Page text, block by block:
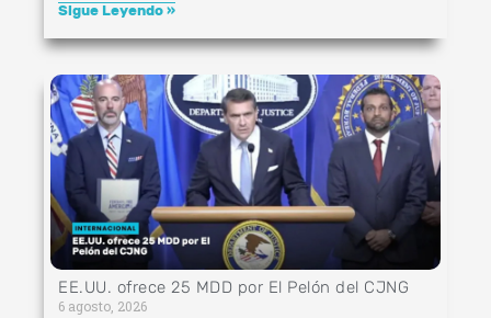
Sigue Leyendo »
EE.UU. ofrece 25 MDD por El Pelón del CJNG
6 agosto, 2026